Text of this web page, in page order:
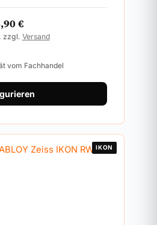
€
zzgl. Versand
vom Fachhandel
IKON